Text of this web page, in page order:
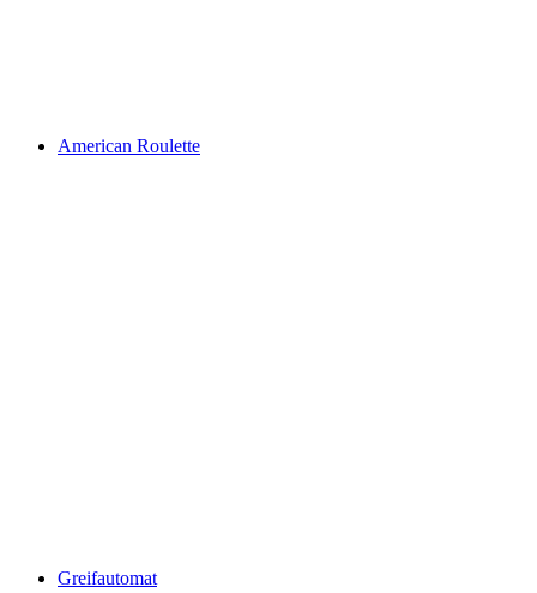
American Roulette
Greifautomat